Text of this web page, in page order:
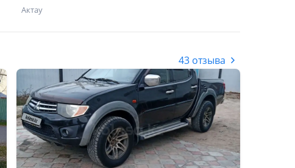
Актау
43 отзыва